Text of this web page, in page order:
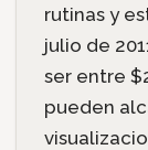
rutinas y
julio de
ser entre
pueden